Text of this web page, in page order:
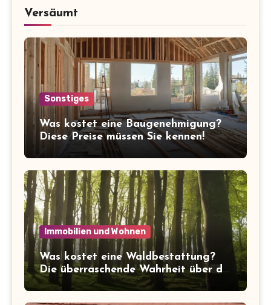
Versäumt
Sonstiges
Was kostet eine Baugenehmigung?
Diese Preise müssen Sie kennen!
Immobilien und Wohnen
Was kostet eine Waldbestattung?
Die überraschende Wahrheit über die
Kosten der letzten Ruhe